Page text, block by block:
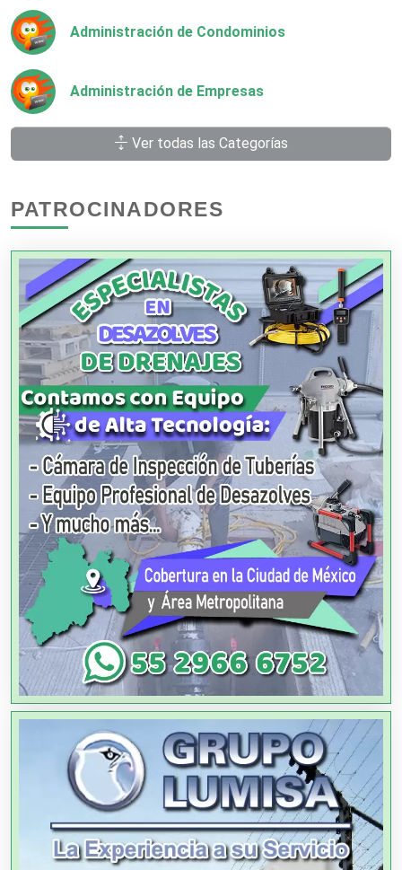
Administración de Condominios
Administración de Empresas
Agencias Aduanales
Agencias de Autos
Agencias de Cobranza
Agencias de Colocación
Agencias de Modelos
Agencias de Publicidad
Agencias de Viajes
Agricultores
Agricultura y Ganadería
Agua Purificada
Aire Acondicionado
Alarmas
Albercas
Ver todas las Categorías
PATROCINADORES